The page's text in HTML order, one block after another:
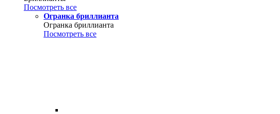
Посмотреть все
Огранка бриллианта
Огранка бриллианта
Посмотреть все